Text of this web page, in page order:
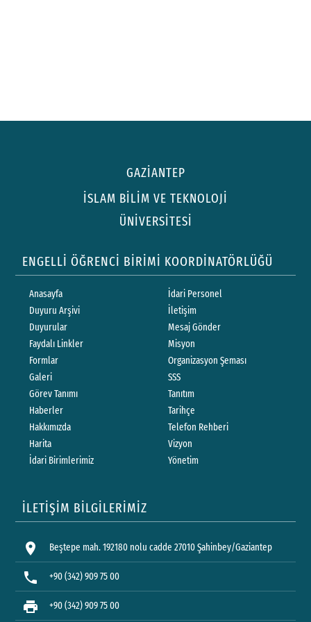
GAZİANTEP
İSLAM BİLİM VE TEKNOLOJİ
ÜNİVERSİTESİ
ENGELLİ ÖĞRENCİ BİRİMİ KOORDİNATÖRLÜĞÜ
Anasayfa
Duyuru Arşivi
Duyurular
Faydalı Linkler
Formlar
Galeri
Görev Tanımı
Haberler
Hakkımızda
Harita
İdari Birimlerimiz
İdari Personel
İletişim
Mesaj Gönder
Misyon
Organizasyon Şeması
SSS
Tanıtım
Tarihçe
Telefon Rehberi
Vizyon
Yönetim
İLETİŞİM BİLGİLERİMİZ
location_on Beştepe mah. 192180 nolu cadde 27010 Şahinbey/Gaziantep
phone +90 (342) 909 75 00
print +90 (342) 909 75 00